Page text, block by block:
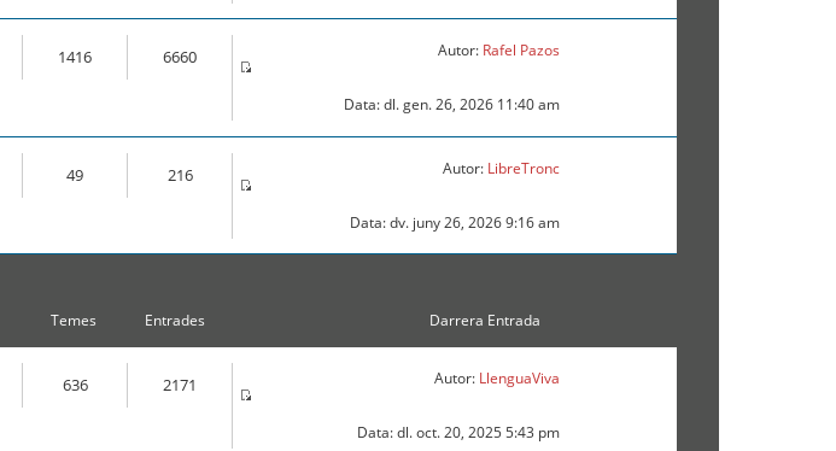
1416 6660 Autor: Rafel Pazos
Data: dl. gen. 26, 2026 11:40 am
49 216 Autor: LibreTronc
Data: dv. juny 26, 2026 9:16 am
Temes Entrades Darrera Entrada
636 2171 Autor: LlenguaViva
Data: dl. oct. 20, 2025 5:43 pm